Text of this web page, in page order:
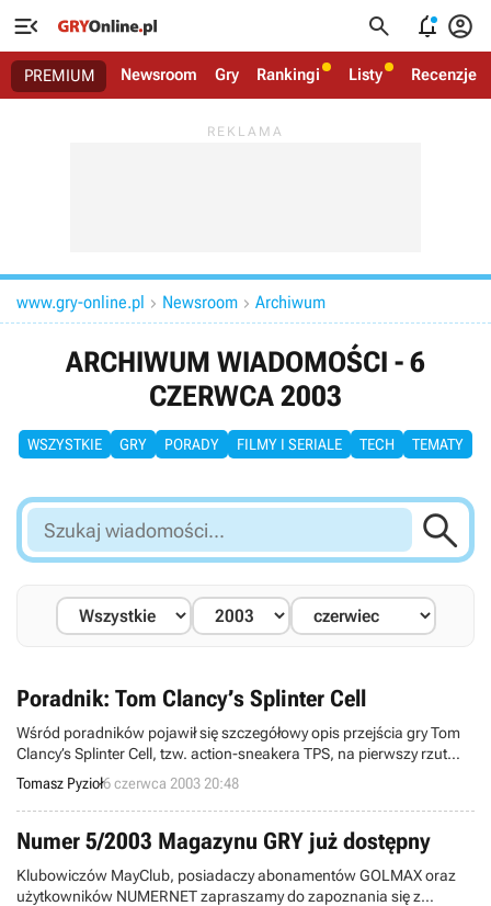
   
PREMIUM Newsroom Gry Rankingi Listy Recenzje
www.gry-online.pl  Newsroom  Archiwum
ARCHIWUM WIADOMOŚCI - 6
CZERWCA 2003
WSZYSTKIE GRY PORADY FILMY I SERIALE TECH TEMATY
Szukaj
wiadomości...

Poradnik: Tom Clancy’s Splinter Cell
Wśród poradników pojawił się szczegółowy opis przejścia gry Tom
Clancy’s Splinter Cell, tzw. action-sneakera TPS, na pierwszy rzut
oka przypominającej Mafię czy obie części klimatycznego Hitman’a.
Jednak umiejętności naszego bohatera w poruszaniu się na polu
walki przypominają triki, jakie swego czasu wykonywała pani Lara
Croft, zaś sposoby skradania się przywołują na myśl serię Thief. Jak
wykorzystać tą piorunującą mieszankę dowiecie się z tego
poradnika.
Tomasz Pyzioł6 czerwca 2003 20:48
Numer 5/2003 Magazynu GRY już dostępny
Klubowiczów MayClub, posiadaczy abonamentów GOLMAX oraz
użytkowników NUMERNET zapraszamy do zapoznania się z